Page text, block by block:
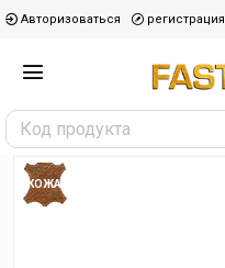
Авторизоваться регистрация
КОЖА